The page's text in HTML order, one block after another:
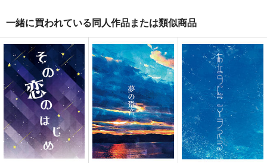
一緒に買われている同人作品または類似商品